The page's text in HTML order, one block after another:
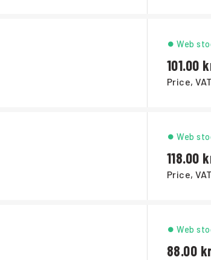
Price,
101.00
Web
Price,
118.00
Web
88.00
Web